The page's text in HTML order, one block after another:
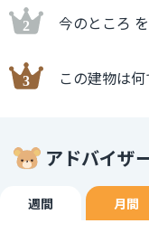
今のところ
この建物は
アドバイザ
週間 月間